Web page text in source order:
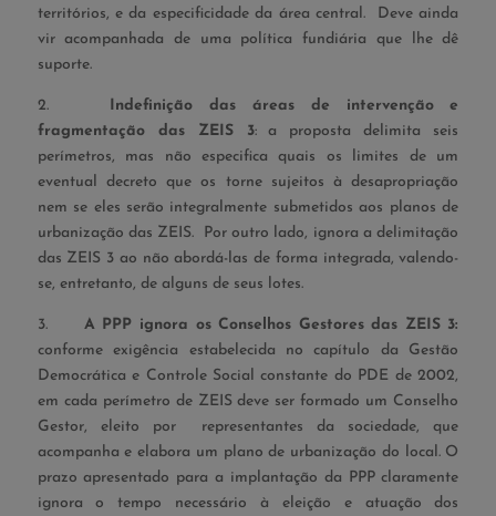
territórios, e da especificidade da área central. Deve ainda
vir acompanhada de uma política fundiária que lhe dê
suporte.
2. Indefinição das áreas de intervenção e
fragmentação das ZEIS 3: a proposta delimita seis
perímetros, mas não especifica quais os limites de um
eventual decreto que os torne sujeitos à desapropriação
nem se eles serão integralmente submetidos aos planos de
urbanização das ZEIS. Por outro lado, ignora a delimitação
das ZEIS 3 ao não abordá-las de forma integrada, valendo-
se, entretanto, de alguns de seus lotes.
3. A PPP ignora os Conselhos Gestores das ZEIS 3:
conforme exigência estabelecida no capítulo da Gestão
Democrática e Controle Social constante do PDE de 2002,
em cada perímetro de ZEIS deve ser formado um Conselho
Gestor, eleito por representantes da sociedade, que
acompanha e elabora um plano de urbanização do local. O
prazo apresentado para a implantação da PPP claramente
ignora o tempo necessário à eleição e atuação dos